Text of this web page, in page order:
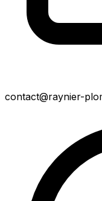
contact@raynier-